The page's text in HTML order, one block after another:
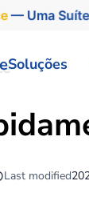
— Uma
Soluções
Last modified